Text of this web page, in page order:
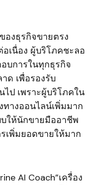
องธุรกิจขายตรง
เนื่อง ผู้บริโภคชะลอ
บการในทุกธุรกิจ
ด เพื่อรองรับ
ป เพราะผู้บริโภคใน
างออนไลน์เพิ่มมาก
ให้นักขายมืออาชีพ
เพิ่มยอดขายให้มาก
AI Coach”เครื่อง